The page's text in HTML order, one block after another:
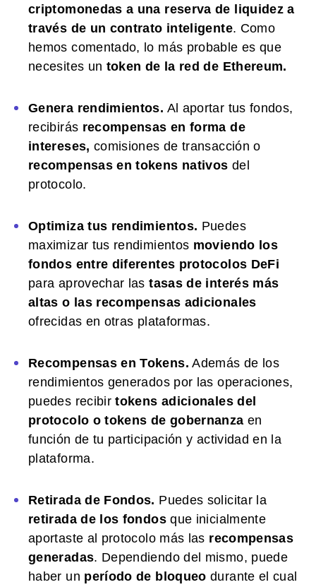
criptomonedas a una reserva de liquidez a
través de un contrato inteligente. Como
hemos comentado, lo más probable es que
necesites un token de la red de Ethereum.
Genera rendimientos. Al aportar tus fondos,
recibirás recompensas en forma de
intereses, comisiones de transacción o
recompensas en tokens nativos del
protocolo.
Optimiza tus rendimientos. Puedes
maximizar tus rendimientos moviendo los
fondos entre diferentes protocolos DeFi
para aprovechar lastasas de interés más
altas o las recompensas adicionales
ofrecidas en otras plataformas.
Recompensas en Tokens. Además de los
rendimientos generados por las operaciones,
puedes recibirtokens adicionales del
protocolo o tokens de gobernanza en
función de tu participación y actividad en la
plataforma.
Retirada de Fondos. Puedes solicitar la
retirada de los fondosque inicialmente
aportaste al protocolo más las recompensas
generadas. Dependiendo del mismo, puede
haber un período de bloqueo durante el cual